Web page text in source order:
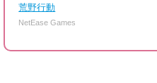
荒野行動
NetEase Games